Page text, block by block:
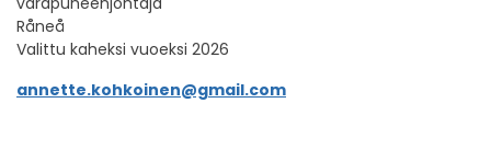
Råneå
Valittu kaheksi vuoeksi 2026
annette.kohkoinen@gmail.com